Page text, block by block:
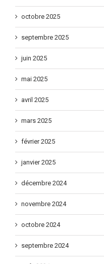
octobre 2025
septembre 2025
juin 2025
mai 2025
avril 2025
mars 2025
février 2025
janvier 2025
décembre 2024
novembre 2024
octobre 2024
septembre 2024